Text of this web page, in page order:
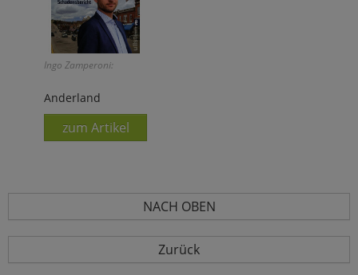
Ingo Zamperoni:
Anderland
zum Artikel
NACH OBEN
Zurück